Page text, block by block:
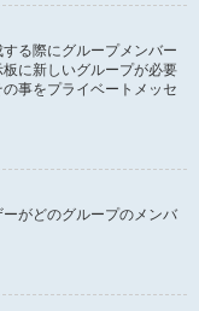
る際にグループメンバー
に新しいグループが必要
事をプライベートメッセ
がどのグループのメンバ